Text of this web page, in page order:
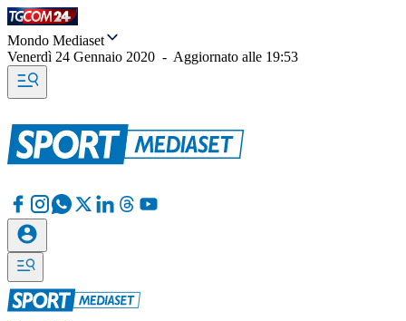
Mondo Mediaset
Venerdì 24 Gennaio 2020 - Aggiornato alle 19:53